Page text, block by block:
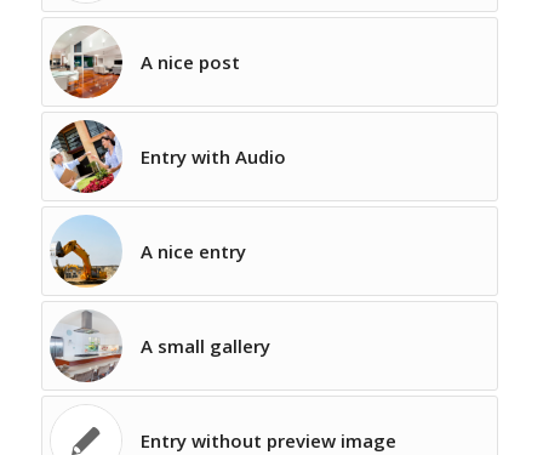
A nice post
Entry with Audio
A nice entry
A small gallery
Entry without preview image